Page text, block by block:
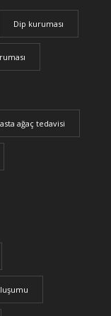
Dip kuruması
ağaç tedavisi